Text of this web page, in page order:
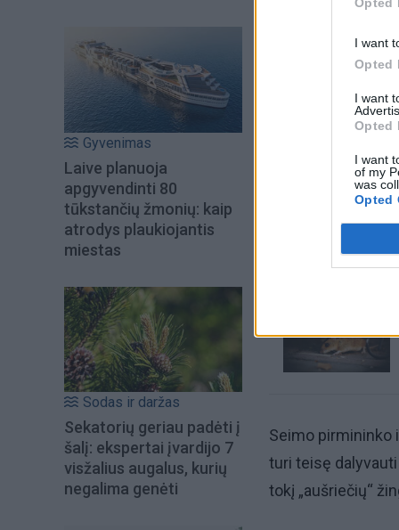
I want
Opted
I want
Opted
I want
of my
was
Opted
Gyvenimas
Laive planuoja
apgyvendinti 80
tūkstančių žmonių: kaip
atrodys plaukiojantis
miestas
Sodas ir daržas
Sekatorių geriau padėti į
šalį: ekspertai įvardijo 7
visžalius augalus, kurių
negalima genėti
Šiuo metu
Seimo pirmininko
turi teisę
tokį „aušriečių“